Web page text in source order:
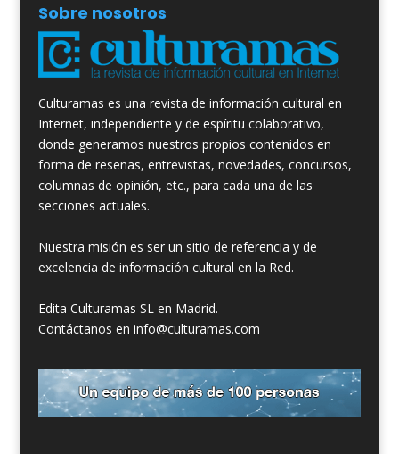
Sobre nosotros
Culturamas es una revista de información cultural en
Internet, independiente y de espíritu colaborativo,
donde generamos nuestros propios contenidos en
forma de reseñas, entrevistas, novedades, concursos,
columnas de opinión, etc., para cada una de las
secciones actuales.
Nuestra misión es ser un sitio de referencia y de
excelencia de información cultural en la Red.
Edita Culturamas SL en Madrid.
Contáctanos en info@culturamas.com